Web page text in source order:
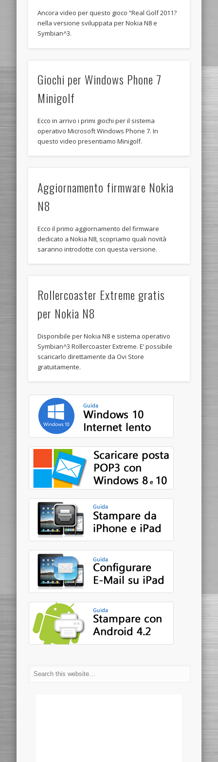
Ancora video per questo gioco “Real Golf 2011?
nella versione sviluppata per Nokia N8 e
Symbian^3.
Giochi per Windows Phone 7
Minigolf
Ecco in arrivo i primi giochi per il sistema
operativo Microsoft Windows Phone 7. In
questo video presentiamo Minigolf.
Aggiornamento firmware Nokia
N8
Ecco il primo aggiornamento del firmware
dedicato a Nokia N8, scopriamo quali novità
saranno introdotte con questa versione.
Rollercoaster Extreme gratis
per Nokia N8
Disponibile per Nokia N8 e sistema operativo
Symbian^3 Rollercoaster Extreme. E’ possibile
scaricarlo direttamente da Ovi Store
gratuitamente.